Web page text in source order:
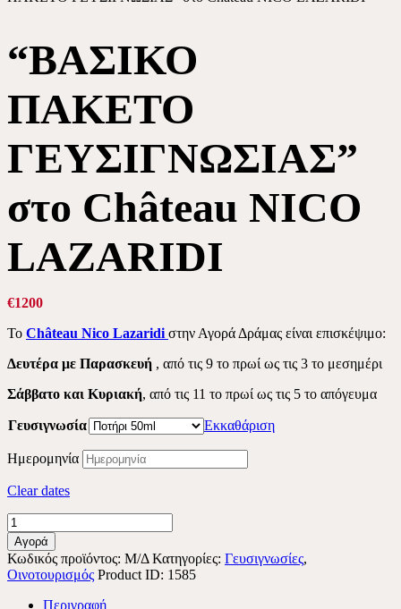
“ΒΑΣΙΚΟ
ΠΑΚΕΤΟ
ΓΕΥΣΙΓΝΩΣΙΑΣ”
στο Château NICO
LAZARIDI
€1200
Το Château Nico Lazaridi στην Αγορά Δράμας είναι επισκέψιμο:
Δευτέρα με Παρασκευή , από τις 9 το πρωί ως τις 3 το μεσημέρι
Σάββατο και Κυριακή, από τις 11 το πρωί ως τις 5 το απόγευμα
Γευσιγνωσία Εκκαθάριση
Ημερομηνία
Clear dates
"ΒΑΣΙΚΟ
ΠΑΚΕΤΟ
ΓΕΥΣΙΓΝΩΣΙΑΣ"
στο
Château
NICO
Αγορά
Κωδικός προϊόντος: Μ/Δ Κατηγορίες: Γευσιγνωσίες,
Οινοτουρισμός Product ID: 1585
Περιγραφή